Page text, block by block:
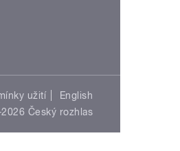
užití
English
Český rozhlas